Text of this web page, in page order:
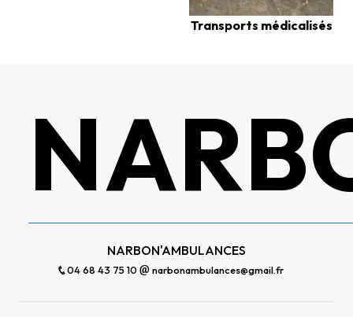
Transports médicalisés
NARBON'AMBULANCES
04 68 43 75 10 narbonambulances@gmail.fr